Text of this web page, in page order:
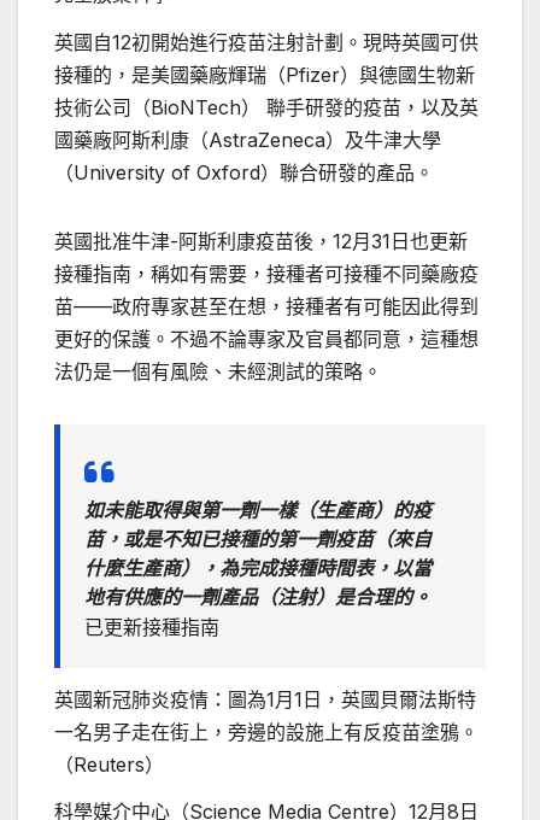
英國自12初開始進行疫苗注射計劃。現時英國可供
接種的，是美國藥廠輝瑞（Pfizer）與德國生物新
技術公司（BioNTech） 聯手研發的疫苗，以及英
國藥廠阿斯利康（AstraZeneca）及牛津大學
（University of Oxford）聯合研發的產品。
英國批准牛津-阿斯利康疫苗後，12月31日也更新
接種指南，稱如有需要，接種者可接種不同藥廠疫
苗——政府專家甚至在想，接種者有可能因此得到
更好的保護。不過不論專家及官員都同意，這種想
法仍是一個有風險、未經測試的策略。
如未能取得與第一劑一樣（生產商）的疫
苗，或是不知已接種的第一劑疫苗（來自
什麼生產商），為完成接種時間表，以當
地有供應的一劑產品（注射）是合理的。
已更新接種指南
英國新冠肺炎疫情：圖為1月1日，英國貝爾法斯特
一名男子走在街上，旁邊的設施上有反疫苗塗鴉。
（Reuters）
科學媒介中心（Science Media Centre）12月8日